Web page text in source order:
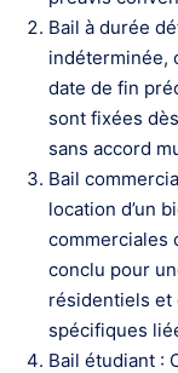
Bail à durée
indéterminée,
date de fin
sont fixées
sans accord
Bail
location d’un
commerciales
conclu pour
résidentiels et
spécifiques
Bail étudiant :